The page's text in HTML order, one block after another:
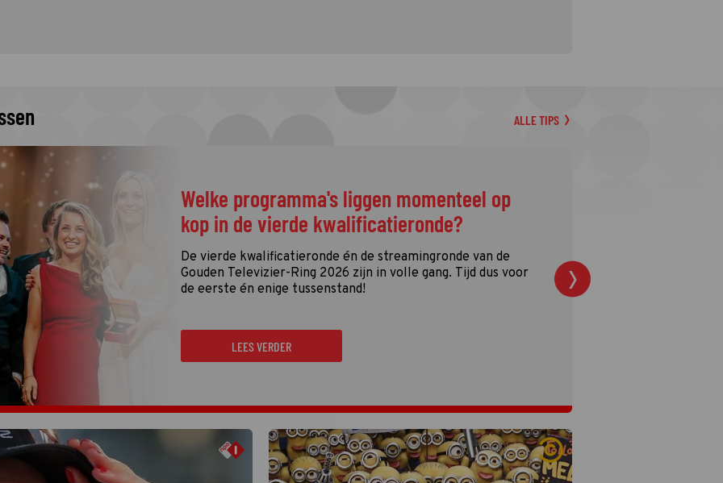
ALLE TIPS
Welke programma's liggen momenteel op
kop in de vierde kwalificatieronde?
De vierde kwalificatieronde én de streamingronde van de
Gouden Televizier-Ring 2026 zijn in volle gang. Tijd dus voor
de eerste én enige tussenstand!
LEES VERDER